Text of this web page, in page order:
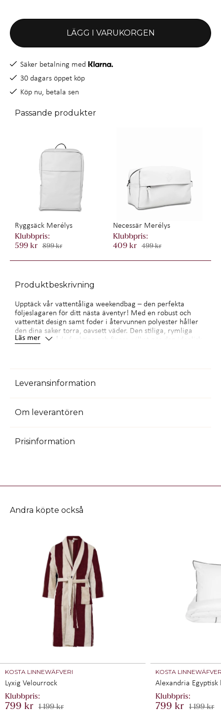
LÄGG I VARUKORGEN
Säker betalning med
30 dagars öppet köp
Köp nu, betala sen
Passande produkter
Ryggsäck Merélys
599 kr 899 kr
Necessär Merélys
409 kr 499 kr
Produktbeskrivning
Upptäck vår vattentåliga weekendbag – den perfekta
följeslagaren för ditt nästa äventyr! Med en robust och
vattentät design samt foder i återvunnen polyester håller
den dina saker torra, oavsett väder. Den stiliga, rymliga
väskan har både funktion och finess, vilket gör den idealisk
Läs mer
Leveransinformation
Om leverantören
Prisinformation
Andra köpte också
Lyxig Velourrock
KOSTA LINNEWÄFVERI
799 kr 1 199 kr
Alexandria
KOSTA
799 kr 1 199 kr